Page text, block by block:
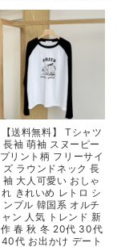
【送料無料】 Tシャツ
長袖 萌袖 スヌーピー
プリント柄 フリーサイ
ズ ラウンドネック 長
袖 大人可愛い おしゃ
れ きれいめ レトロ シ
ンプル 韓国系 オルチ
ャン 人気 トレンド 新
作 春 秋 冬 20代 30代
40代 お出かけ デート